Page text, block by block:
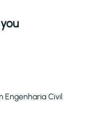
Engenharia Civil